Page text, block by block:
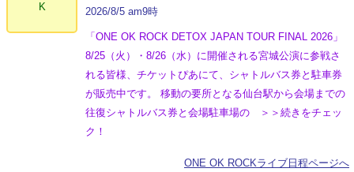
K
2026/8/5 am9時
「ONE OK ROCK DETOX JAPAN TOUR FINAL 2026」
8/25（火）・8/26（水）に開催される宮城公演に参戦さ
れる皆様、チケットぴあにて、シャトルバス券と駐車券
が販売中です。 移動の要所となる仙台駅から会場までの
往復シャトルバス券と会場駐車場の ＞＞続きをチェッ
ク！
ONE OK ROCKライブ日程ページへ